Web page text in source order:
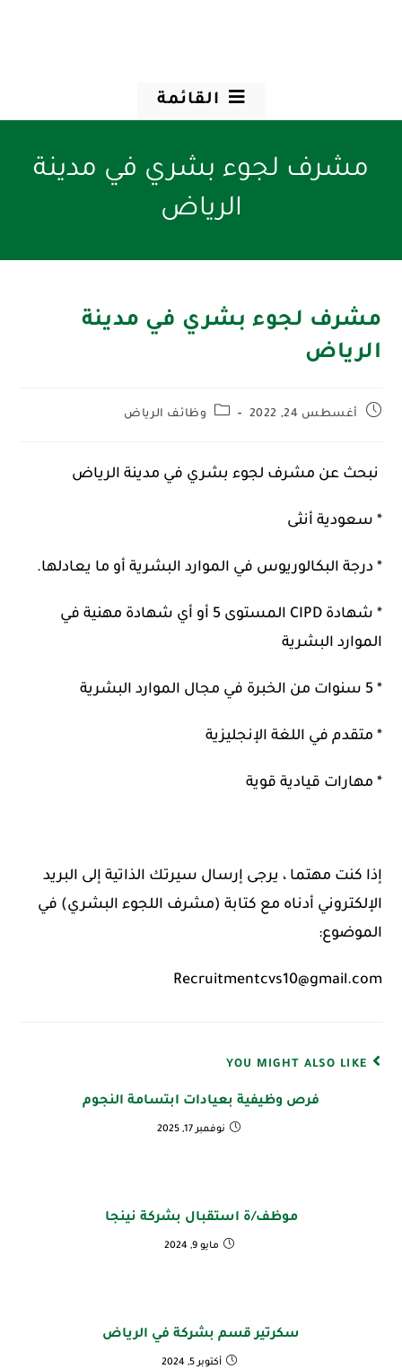
القائمة
مشرف لجوء بشري في مدينة
الرياض
مشرف لجوء بشري في مدينة
الرياض
أغسطس 24, 2022 وظائف الرياض
نبحث عن مشرف لجوء بشري في مدينة الرياض
* سعودية أنثى
* درجة البكالوريوس في الموارد البشرية أو ما يعادلها.
* شهادة CIPD المستوى 5 أو أي شهادة مهنية في
الموارد البشرية
* 5 سنوات من الخبرة في مجال الموارد البشرية
* متقدم في اللغة الإنجليزية
* مهارات قيادية قوية
إذا كنت مهتما ، يرجى إرسال سيرتك الذاتية إلى البريد
الإلكتروني أدناه مع كتابة (مشرف اللجوء البشري) في
الموضوع:
Recruitmentcvs10@gmail.com
YOU MIGHT ALSO LIKE
فرص وظيفية بعيادات ابتسامة النجوم
نوفمبر 17, 2025
موظف/ة استقبال بشركة نينجا
مايو 9, 2024
سكرتير قسم بشركة في الرياض
أكتوبر 5, 2024